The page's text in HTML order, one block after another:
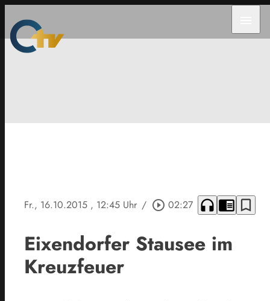
Fr., 16.10.2015 , 12:45 Uhr / play_circle_outline 02:27 headphones chrome_reader_mode bookmark_border
Eixendorfer Stausee im
Kreuzfeuer